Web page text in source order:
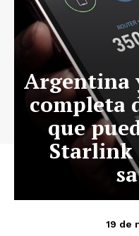
Argentina
completa
que
Starlink
19 de